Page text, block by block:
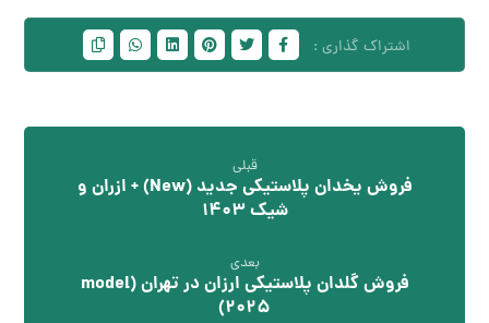
قبلی
فروش یخدان پلاستیکی جدید (New) + ازران و
شیک 1403
بعدی
فروش گلدان پلاستیکی ارزان در تهران (model
2025)